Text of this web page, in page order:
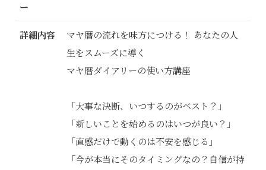
ー
詳細内容
マヤ暦の流れを味方につける！ あなたの人
生をスムーズに導く
マヤ暦ダイアリーの使い方講座
「大事な決断、いつするのがベスト？」
「新しいことを始めるのはいつが良い？」
「直感だけで動くのは不安を感じる」
「今が本当にそのタイミングなの？自信が持